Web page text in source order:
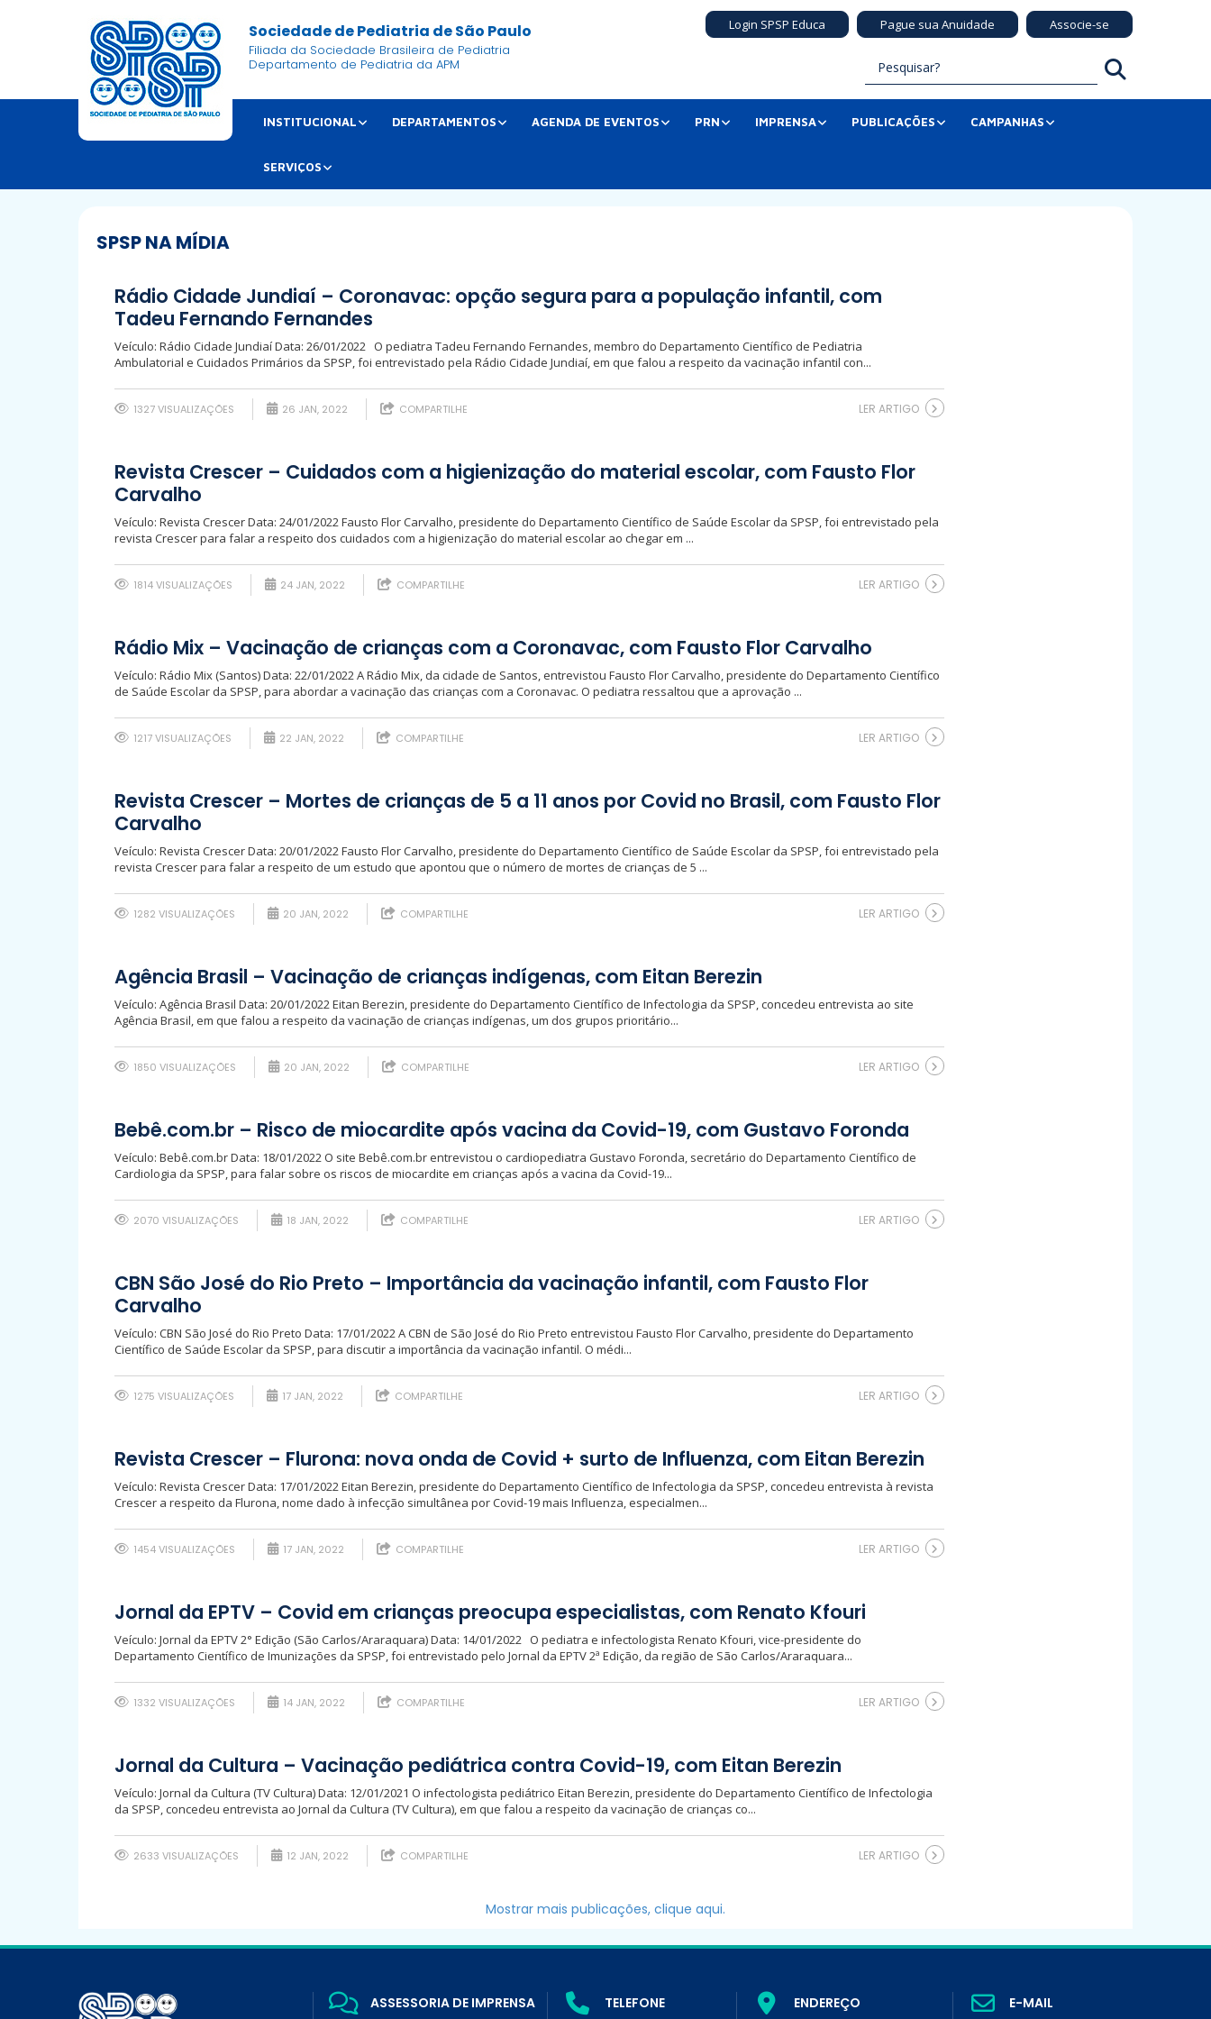
Sociedade de Pediatria de São Paulo
Filiada da Sociedade Brasileira de Pediatria
Departamento de Pediatria da APM
Login SPSP Educa Pague sua Anuidade Associe-se
INSTITUCIONAL DEPARTAMENTOS AGENDA DE EVENTOS PRN IMPRENSA PUBLICAÇÕES CAMPANHAS
SERVIÇOS
SPSP NA MÍDIA
Rádio Cidade Jundiaí – Coronavac: opção segura para a população infantil, com
Tadeu Fernando Fernandes
Veículo: Rádio Cidade Jundiaí Data: 26/01/2022 O pediatra Tadeu Fernando Fernandes, membro do Departamento Científico de Pediatria
Ambulatorial e Cuidados Primários da SPSP, foi entrevistado pela Rádio Cidade Jundiaí, em que falou a respeito da vacinação infantil con...
1327 VISUALIZAÇÕES 26 JAN, 2022 COMPARTILHE LER ARTIGO
Revista Crescer – Cuidados com a higienização do material escolar, com Fausto Flor
Carvalho
Veículo: Revista Crescer Data: 24/01/2022 Fausto Flor Carvalho, presidente do Departamento Científico de Saúde Escolar da SPSP, foi entrevistado pela
revista Crescer para falar a respeito dos cuidados com a higienização do material escolar ao chegar em ...
1814 VISUALIZAÇÕES 24 JAN, 2022 COMPARTILHE LER ARTIGO
Rádio Mix – Vacinação de crianças com a Coronavac, com Fausto Flor Carvalho
Veículo: Rádio Mix (Santos) Data: 22/01/2022 A Rádio Mix, da cidade de Santos, entrevistou Fausto Flor Carvalho, presidente do Departamento Científico
de Saúde Escolar da SPSP, para abordar a vacinação das crianças com a Coronavac. O pediatra ressaltou que a aprovação ...
1217 VISUALIZAÇÕES 22 JAN, 2022 COMPARTILHE LER ARTIGO
Revista Crescer – Mortes de crianças de 5 a 11 anos por Covid no Brasil, com Fausto Flor
Carvalho
Veículo: Revista Crescer Data: 20/01/2022 Fausto Flor Carvalho, presidente do Departamento Científico de Saúde Escolar da SPSP, foi entrevistado pela
revista Crescer para falar a respeito de um estudo que apontou que o número de mortes de crianças de 5 ...
1282 VISUALIZAÇÕES 20 JAN, 2022 COMPARTILHE LER ARTIGO
Agência Brasil – Vacinação de crianças indígenas, com Eitan Berezin
Veículo: Agência Brasil Data: 20/01/2022 Eitan Berezin, presidente do Departamento Científico de Infectologia da SPSP, concedeu entrevista ao site
Agência Brasil, em que falou a respeito da vacinação de crianças indígenas, um dos grupos prioritário...
1850 VISUALIZAÇÕES 20 JAN, 2022 COMPARTILHE LER ARTIGO
Bebê.com.br – Risco de miocardite após vacina da Covid-19, com Gustavo Foronda
Veículo: Bebê.com.br Data: 18/01/2022 O site Bebê.com.br entrevistou o cardiopediatra Gustavo Foronda, secretário do Departamento Científico de
Cardiologia da SPSP, para falar sobre os riscos de miocardite em crianças após a vacina da Covid-19...
2070 VISUALIZAÇÕES 18 JAN, 2022 COMPARTILHE LER ARTIGO
CBN São José do Rio Preto – Importância da vacinação infantil, com Fausto Flor
Carvalho
Veículo: CBN São José do Rio Preto Data: 17/01/2022 A CBN de São José do Rio Preto entrevistou Fausto Flor Carvalho, presidente do Departamento
Científico de Saúde Escolar da SPSP, para discutir a importância da vacinação infantil. O médi...
1275 VISUALIZAÇÕES 17 JAN, 2022 COMPARTILHE LER ARTIGO
Revista Crescer – Flurona: nova onda de Covid + surto de Influenza, com Eitan Berezin
Veículo: Revista Crescer Data: 17/01/2022 Eitan Berezin, presidente do Departamento Científico de Infectologia da SPSP, concedeu entrevista à revista
Crescer a respeito da Flurona, nome dado à infecção simultânea por Covid-19 mais Influenza, especialmen...
1454 VISUALIZAÇÕES 17 JAN, 2022 COMPARTILHE LER ARTIGO
Jornal da EPTV – Covid em crianças preocupa especialistas, com Renato Kfouri
Veículo: Jornal da EPTV 2° Edição (São Carlos/Araraquara) Data: 14/01/2022 O pediatra e infectologista Renato Kfouri, vice-presidente do
Departamento Científico de Imunizações da SPSP, foi entrevistado pelo Jornal da EPTV 2ª Edição, da região de São Carlos/Araraquara...
1332 VISUALIZAÇÕES 14 JAN, 2022 COMPARTILHE LER ARTIGO
Jornal da Cultura – Vacinação pediátrica contra Covid-19, com Eitan Berezin
Veículo: Jornal da Cultura (TV Cultura) Data: 12/01/2021 O infectologista pediátrico Eitan Berezin, presidente do Departamento Científico de Infectologia
da SPSP, concedeu entrevista ao Jornal da Cultura (TV Cultura), em que falou a respeito da vacinação de crianças co...
2633 VISUALIZAÇÕES 12 JAN, 2022 COMPARTILHE LER ARTIGO
Mostrar mais publicações, clique aqui.
ASSESSORIA DE IMPRENSA TELEFONE ENDEREÇO E-MAIL